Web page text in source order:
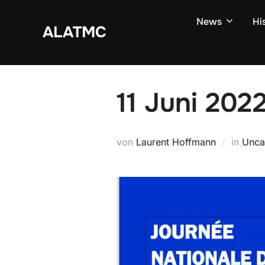
ALATMC
News
11 Juni
von Laurent Hoffmann in